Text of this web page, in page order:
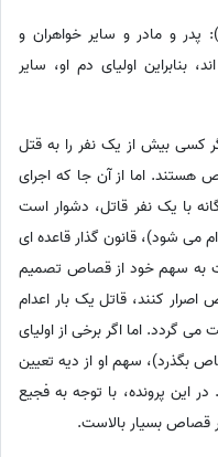
مجرد بوده): پدر و مادر و سایر خواهران و
بنابراین اولیای دم او، سایر
اگر کسی بیش از یک نفر را به قتل
هستند. اما از آن جا که اجرای
با یک نفر قاتل، دشوار است
می شود)، قانون گذار قاعده ای
به سهم خود از قصاص تصمیم
اصرار کنند، قاتل یک بار اعدام
گردد. اما اگر برخی از اولیای
بگذرد)، سهم او از دیه تعیین
این پرونده، با توجه به فجیع
قصاص بسیار بالاست.